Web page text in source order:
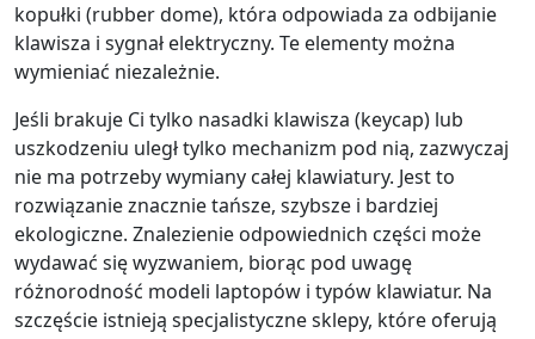
kopułki (rubber dome), która odpowiada za odbijanie
klawisza i sygnał elektryczny. Te elementy można
wymieniać niezależnie.
Jeśli brakuje Ci tylko nasadki klawisza (keycap) lub
uszkodzeniu uległ tylko mechanizm pod nią, zazwyczaj
nie ma potrzeby wymiany całej klawiatury. Jest to
rozwiązanie znacznie tańsze, szybsze i bardziej
ekologiczne. Znalezienie odpowiednich części może
wydawać się wyzwaniem, biorąc pod uwagę
różnorodność modeli laptopów i typów klawiatur. Na
szczęście istnieją specjalistyczne sklepy, które oferują